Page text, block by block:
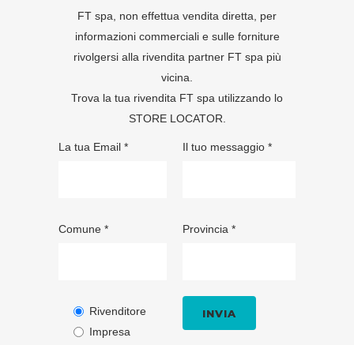
FT spa, non effettua vendita diretta, per
informazioni commerciali e sulle forniture
rivolgersi alla rivendita partner FT spa più
vicina.
Trova la tua rivendita FT spa utilizzando lo
STORE LOCATOR
La tua Email *
Comune *
Rivenditore
Impresa
Il tuo messaggio *
Provincia *